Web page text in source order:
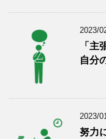
2023/
「主
自分
2023/
努力